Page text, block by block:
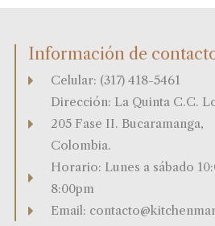
Información de
Celular: (317) 418-5461
Dirección: La Quinta C.C.
205 Fase II. Bucaramanga,
Colombia.
Horario: Lunes a sábado
8:00pm
Email: